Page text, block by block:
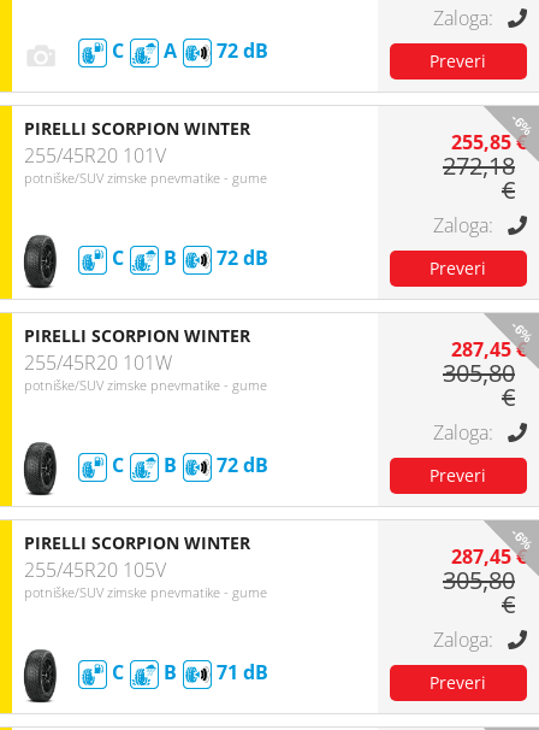
C A 72
-6%
PIRELLI SCORPION WINTER
255/45R20 101V
potniške/SUV zimske pnevmatike - gume
C B 72
255,85 €
272,18
€
-6%
PIRELLI SCORPION WINTER
255/45R20 101W
potniške/SUV zimske pnevmatike - gume
C B 72
287,45 €
305,80
€
-6%
PIRELLI SCORPION WINTER
255/45R20 105V
potniške/SUV zimske pnevmatike - gume
C B 71
287,45 €
305,80
€